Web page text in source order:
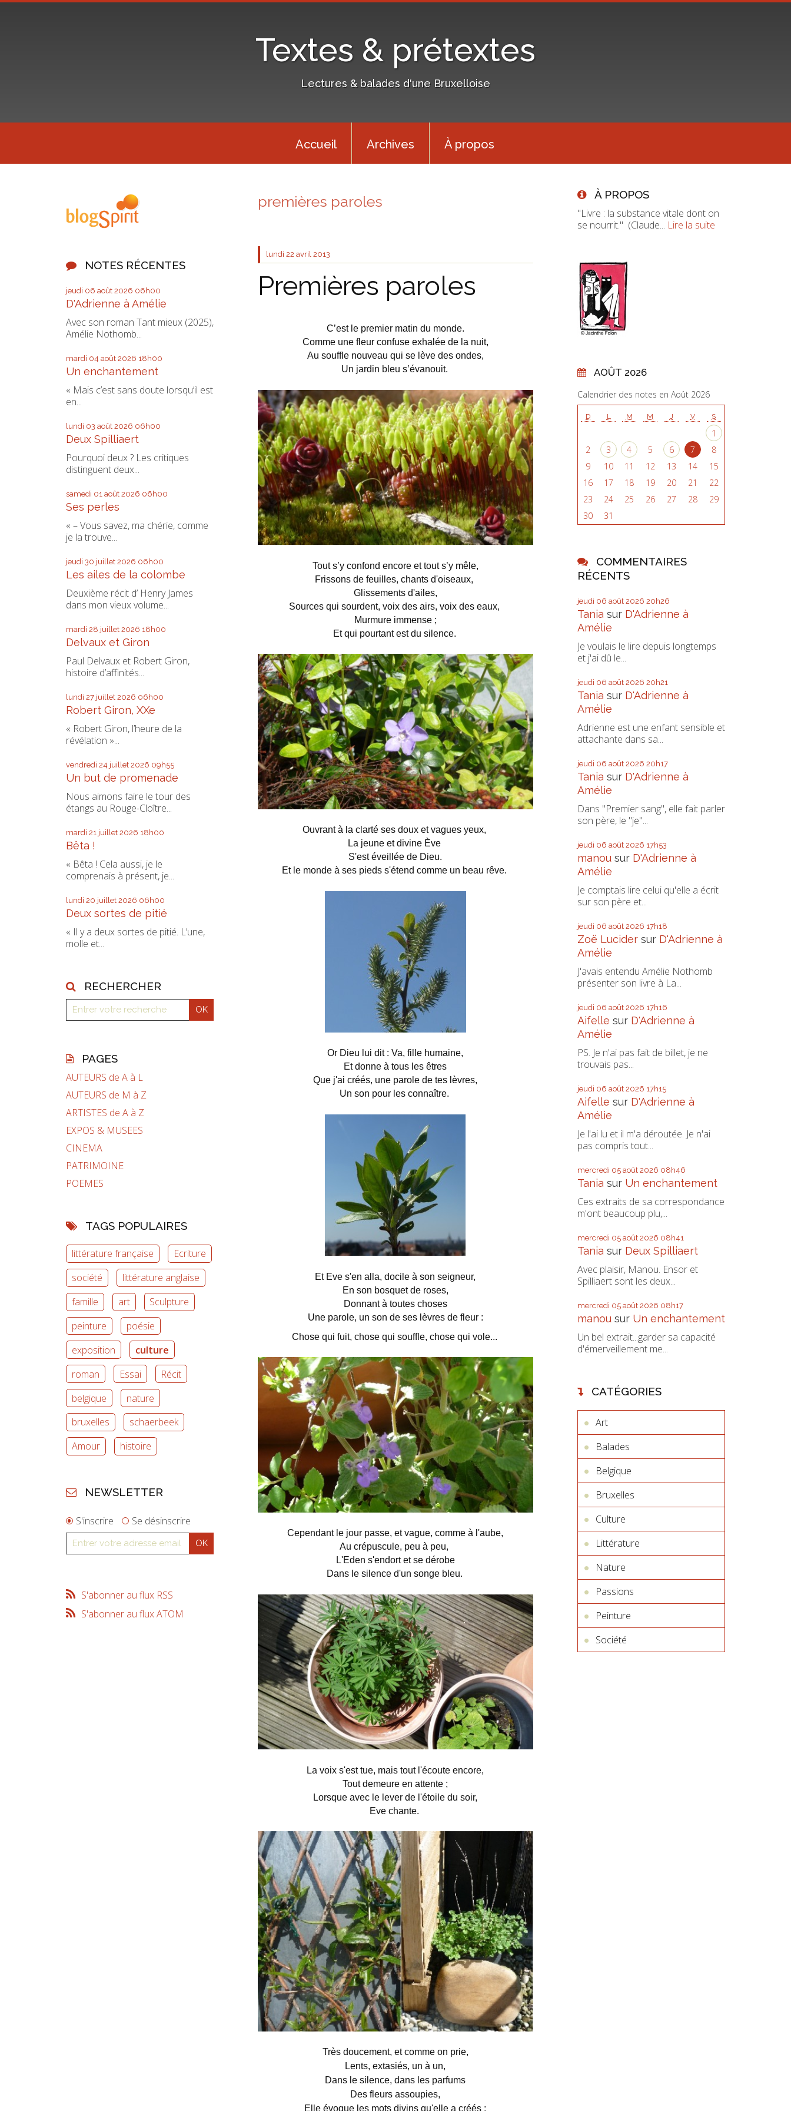
Textes & prétextes
Lectures & balades d'une Bruxelloise
Accueil Archives À propos
NOTES RÉCENTES
jeudi 06 août 2026 06h00
D'Adrienne à Amélie
Avec son roman Tant mieux (2025),
Amélie Nothomb...
mardi 04 août 2026 18h00
Un enchantement
« Mais c’est sans doute lorsqu’il est
en...
lundi 03 août 2026 06h00
Deux Spilliaert
Pourquoi deux ? Les critiques
distinguent deux...
samedi 01 août 2026 06h00
Ses perles
« – Vous savez, ma chérie, comme
je la trouve...
jeudi 30 juillet 2026 06h00
Les ailes de la colombe
Deuxième récit d’ Henry James
dans mon vieux volume...
mardi 28 juillet 2026 18h00
Delvaux et Giron
Paul Delvaux et Robert Giron,
histoire d’affinités...
lundi 27 juillet 2026 06h00
Robert Giron, XXe
« Robert Giron, l’heure de la
révélation »...
vendredi 24 juillet 2026 09h55
Un but de promenade
Nous aimons faire le tour des
étangs au Rouge-Cloître...
mardi 21 juillet 2026 18h00
Bêta !
« Bêta ! Cela aussi, je le
comprenais à présent, je...
lundi 20 juillet 2026 06h00
Deux sortes de pitié
« Il y a deux sortes de pitié. L’une,
molle et...
RECHERCHER
PAGES
AUTEURS de A à L
AUTEURS de M à Z
ARTISTES de A à Z
EXPOS & MUSEES
CINEMA
PATRIMOINE
POEMES
TAGS POPULAIRES
littérature française
Ecriture
société
littérature anglaise
famille
art
Sculpture
peinture
poésie
exposition
culture
roman
Essai
Récit
belgique
nature
bruxelles
schaerbeek
Amour
histoire
NEWSLETTER
S'inscrire Se désinscrire
S'abonner au flux RSS
S'abonner au flux ATOM
premières paroles
lundi 22 avril 2013
Premières paroles
C’est le premier matin du monde.
Comme une fleur confuse exhalée de la nuit,
Au souffle nouveau qui se lève des ondes,
Un jardin bleu s’évanouit.
Tout s’y confond encore et tout s’y mêle,
Frissons de feuilles, chants d'oiseaux,
Glissements d'ailes,
Sources qui sourdent, voix des airs, voix des eaux,
Murmure immense ;
Et qui pourtant est du silence.
Ouvrant à la clarté ses doux et vagues yeux,
La jeune et divine Ève
S'est éveillée de Dieu.
Et le monde à ses pieds s'étend comme un beau rêve.
Or Dieu lui dit : Va, fille humaine,
Et donne à tous les êtres
Que j'ai créés, une parole de tes lèvres,
Un son pour les connaître.
Et Eve s'en alla, docile à son seigneur,
En son bosquet de roses,
Donnant à toutes choses
Une parole, un son de ses lèvres de fleur :
Chose qui fuit, chose qui souffle, chose qui vole...
Cependant le jour passe, et vague, comme à l'aube,
Au crépuscule, peu à peu,
L'Eden s'endort et se dérobe
Dans le silence d'un songe bleu.
La voix s'est tue, mais tout l'écoute encore,
Tout demeure en attente ;
Lorsque avec le lever de l'étoile du soir,
Eve chante.
Très doucement, et comme on prie,
Lents, extasiés, un à un,
Dans le silence, dans les parfums
Des fleurs assoupies,
Elle évoque les mots divins qu'elle a créés ;
À PROPOS
"Livre : la substance vitale dont on
se nourrit." (Claude... Lire la suite
AOÛT 2026
Calendrier des notes en Août 2026
D L M M J V S
1
2
3 4 5 6 7
8
9
10 11 12 13 14
15
16
17 18 19 20 21
22
23
24 25 26 27 28
29
30
31
COMMENTAIRES
RÉCENTS
jeudi 06 août 2026 20h26
Tania sur D'Adrienne à
Amélie
Je voulais le lire depuis longtemps
et j'ai dû le...
jeudi 06 août 2026 20h21
Tania sur D'Adrienne à
Amélie
Adrienne est une enfant sensible et
attachante dans sa...
jeudi 06 août 2026 20h17
Tania sur D'Adrienne à
Amélie
Dans "Premier sang", elle fait parler
son père, le "je"...
jeudi 06 août 2026 17h53
manousur D'Adrienne à
Amélie
Je comptais lire celui qu'elle a écrit
sur son père et...
jeudi 06 août 2026 17h18
Zoë Lucidersur D'Adrienne à
Amélie
J'avais entendu Amélie Nothomb
présenter son livre à La...
jeudi 06 août 2026 17h16
Aifelle sur D'Adrienne à
Amélie
PS. Je n'ai pas fait de billet, je ne
trouvais pas...
jeudi 06 août 2026 17h15
Aifelle sur D'Adrienne à
Amélie
Je l'ai lu et il m'a déroutée. Je n'ai
pas compris tout...
mercredi 05 août 2026 08h46
Tania sur Un enchantement
Ces extraits de sa correspondance
m'ont beaucoup plu,...
mercredi 05 août 2026 08h41
Tania sur Deux Spilliaert
Avec plaisir, Manou. Ensor et
Spilliaert sont les deux...
mercredi 05 août 2026 08h17
manousur Un enchantement
Un bel extrait...garder sa capacité
d'émerveillement me...
CATÉGORIES
Art
Balades
Belgique
Bruxelles
Culture
Littérature
Nature
Passions
Peinture
Société